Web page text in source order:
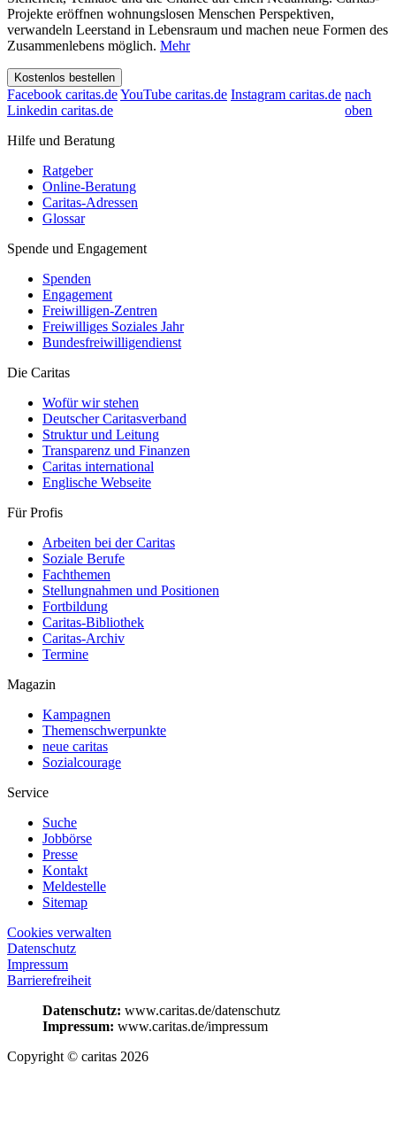
Projekte eröffnen wohnungslosen Menschen Perspektiven,
verwandeln Leerstand in Lebensraum und machen neue Formen des
Zusammenlebens möglich. Mehr
Kostenlos bestellen
Facebook caritas.deYouTube caritas.de Instagram caritas.de
Linkedin caritas.de
nach
oben
Hilfe und Beratung
Ratgeber
Online-Beratung
Caritas-Adressen
Glossar
Spende und Engagement
Spenden
Engagement
Freiwilligen-Zentren
Freiwilliges Soziales Jahr
Bundesfreiwilligendienst
Die Caritas
Wofür wir stehen
Deutscher Caritasverband
Struktur und Leitung
Transparenz und Finanzen
Caritas international
Englische Webseite
Für Profis
Arbeiten bei der Caritas
Soziale Berufe
Fachthemen
Stellungnahmen und Positionen
Fortbildung
Caritas-Bibliothek
Caritas-Archiv
Termine
Magazin
Kampagnen
Themenschwerpunkte
neue caritas
Sozialcourage
Service
Suche
Jobbörse
Presse
Kontakt
Meldestelle
Sitemap
Cookies verwalten
Datenschutz
Impressum
Barrierefreiheit
Datenschutz: www.caritas.de/datenschutz
Impressum: www.caritas.de/impressum
Copyright © caritas 2026